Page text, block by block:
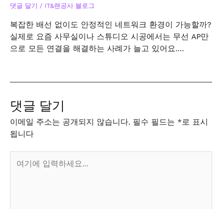
댓글 달기 / IT&랜공사 블로그
복잡한 배선 없이도 안정적인 네트워크 환경이 가능할까?
실제로 요즘 사무실이나 스튜디오 시공에서는 무선 AP만
으로 모든 연결을 해결하는 사례가 늘고 있어요.…
댓글 달기
이메일 주소는 공개되지 않습니다. 필수 필드는 *로 표시
됩니다